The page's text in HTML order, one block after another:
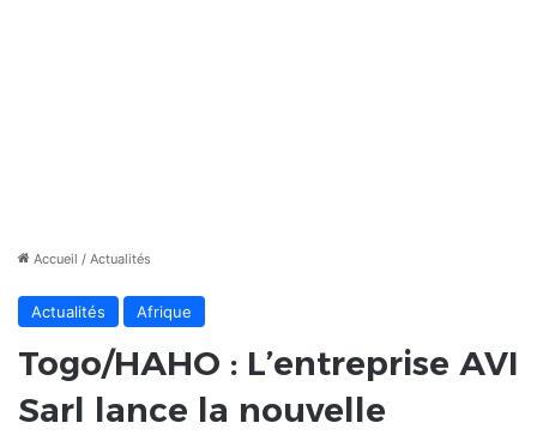
Accueil / Actualités
Actualités Afrique
Togo/HAHO : L’entreprise AVI
Sarl lance la nouvelle